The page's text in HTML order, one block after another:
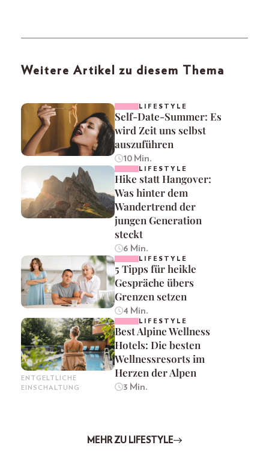
Weitere Artikel zu diesem Thema
LIFESTYLE
Self-Date-Summer: Es
wird Zeit uns selbst
auszuführen
10 Min.
LIFESTYLE
Hike statt Hangover:
Was hinter dem
Wandertrend der
jungen Generation
steckt
6 Min.
LIFESTYLE
5 Tipps für heikle
Gespräche übers
Grenzen setzen
4 Min.
ENTGELTLICHE
EINSCHALTUNG
LIFESTYLE
Best Alpine Wellness
Hotels: Die besten
Wellnessresorts im
Herzen der Alpen
3 Min.
MEHR ZU LIFESTYLE